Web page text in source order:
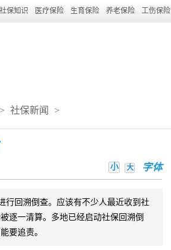
社保知识 医疗保险 生育保险 养老保险 工伤保险
> 社保新闻 >
字体
小 大
行回溯倒查。应该有不少人最近收到社
逐一清算。多地已经启动社保回溯倒
要追责。